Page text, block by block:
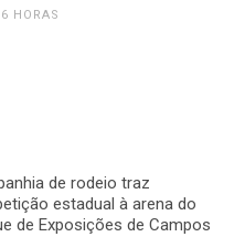
HORAS
de rodeio traz
estadual à arena do
de Exposições de Campos